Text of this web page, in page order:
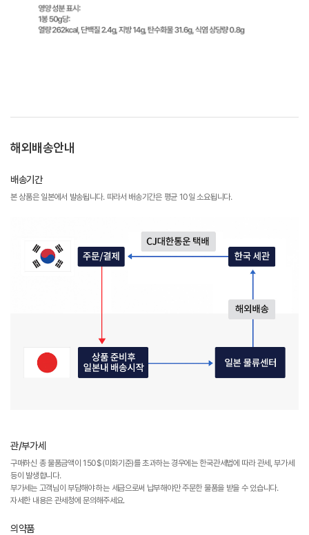
해외배송안내
배송기간
본 상품은 일본에서 발송됩니다. 따라서 배송기간은 평균 10일 소요됩니다.
관/부가세
구매하신 총 물품금액이 150$(미화기준)를 초과하는 경우에는 한국관세법에 따라 관세, 부가세
등이 발생합니다.
부가세는 고객님이 부담해야 하는 세금으로써 납부해야만 주문한 물품을 받을 수 있습니다.
자세한 내용은 관세청에 문의해주세요.
의약품